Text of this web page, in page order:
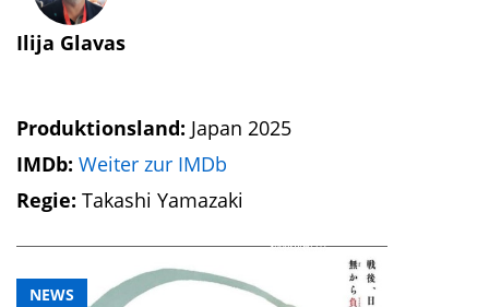
NEWS
Ilija Glavas
Produktionsland: Japan 2025
IMDb: Weiter zur IMDb
Regie: Takashi Yamazaki